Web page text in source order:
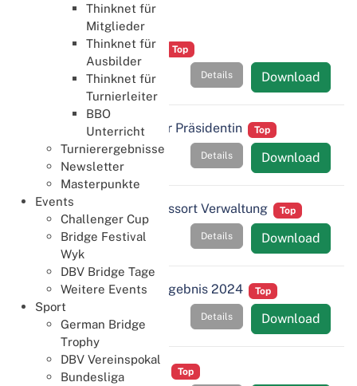
Thinknet für
Mitglieder
Thinknet für
Ausbilder
Thinknet für
Turnierleiter
BBO
Unterricht
Turnierergebnisse
Newsletter
Masterpunkte
Events
Challenger Cup
Bridge Festival
Wyk
DBV Bridge Tage
Weitere Events
Sport
German Bridge
Trophy
DBV Vereinspokal
Bundesliga
JHV 2025
JHV 2025 - Protokoll Top
Download
Details
JHV 2025 - Bericht der Präsidentin Top
Download
Details
JHV 2025 - Bericht Ressort Verwaltung Top
Download
Details
JHV 2025 - Betriebsergebnis 2024 Top
Download
Details
JHV 2025 - Etat 2025 Top